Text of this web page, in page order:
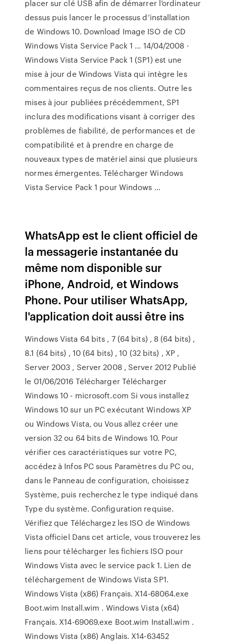
placer sur clé USB afin de démarrer l’ordinateur
dessus puis lancer le processus d’installation
de Windows 10. Download Image ISO de CD
Windows Vista Service Pack 1 ... 14/04/2008 ·
Windows Vista Service Pack 1 (SP1) est une
mise à jour de Windows Vista qui intègre les
commentaires reçus de nos clients. Outre les
mises à jour publiées précédemment, SP1
inclura des modifications visant à corriger des
problèmes de fiabilité, de performances et de
compatibilité et à prendre en charge de
nouveaux types de matériel ainsi que plusieurs
normes émergentes. Télécharger Windows
Vista Service Pack 1 pour Windows ...
WhatsApp est le client officiel de
la messagerie instantanée du
même nom disponible sur
iPhone, Android, et Windows
Phone. Pour utiliser WhatsApp,
l'application doit aussi être ins
Windows Vista 64 bits , 7 (64 bits) , 8 (64 bits) ,
8.1 (64 bits) , 10 (64 bits) , 10 (32 bits) , XP ,
Server 2003 , Server 2008 , Server 2012 Publié
le 01/06/2016 Télécharger Télécharger
Windows 10 - microsoft.com Si vous installez
Windows 10 sur un PC exécutant Windows XP
ou Windows Vista, ou Vous allez créer une
version 32 ou 64 bits de Windows 10. Pour
vérifier ces caractéristiques sur votre PC,
accédez à Infos PC sous Paramètres du PC ou,
dans le Panneau de configuration, choisissez
Système, puis recherchez le type indiqué dans
Type du système. Configuration requise.
Vérifiez que Téléchargez les ISO de Windows
Vista officiel Dans cet article, vous trouverez les
liens pour télécharger les fichiers ISO pour
Windows Vista avec le service pack 1. Lien de
téléchargement de Windows Vista SP1.
Windows Vista (x86) Français. X14-68064.exe
Boot.wim Install.wim . Windows Vista (x64)
Français. X14-69069.exe Boot.wim Install.wim .
Windows Vista (x86) Anglais. X14-63452